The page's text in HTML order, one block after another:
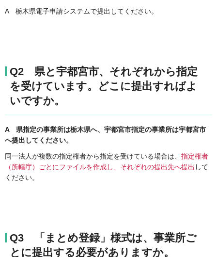
A 栃木県電子申請システムで提出してください。
Q2 県と宇都宮市、それぞれから指定
を受けています。どこに提出すればよ
いですか。
A 県指定の事業所は栃木県へ、宇都宮市指定の事業所は宇都宮市
へ提出してください。
同一法人が複数の指定権者から指定を受けている場合は、 指定権者
（所轄庁）ごとにファイルを作成し、それぞれの提出先へ提出 して
ください。
Q3 「まとめ登録」様式は、事業所ご
とに提出する必要がありますか。